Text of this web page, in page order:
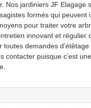
Nos jardiniers JF Elagage
formés qui peuvent
pour traiter votre
innovant et régulier
demandes d’étêtage
contacter puisque c’est